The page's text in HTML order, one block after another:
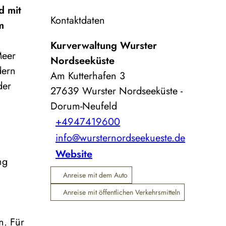
mit
Für
Kontaktdaten
Kurverwaltung Wurster
Nordseeküste
Am Kutterhafen 3
27639 Wurster Nordseeküste -
Dorum-Neufeld
+4947419600
info@wursternordseekueste.de
Website
Anreise mit dem Auto
Anreise mit öffentlichen Verkehrsmitteln